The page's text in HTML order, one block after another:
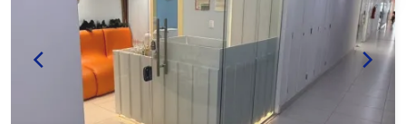
estratégica na Treze de Julho, próximo a
farmácias, restaurantes, padarias, clínicas e
hospital. Invista em um ponto comercial com alto
potencial de valorização e visibilidade. Entre em
contato para mais informações e agende sua